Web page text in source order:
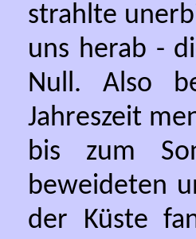
strahlte
uns herab -
Null. Also
Jahreszeit
bis zum
beweideten
der Küste